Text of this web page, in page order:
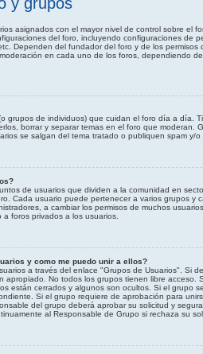
asignados con el mayor nivel de control sobre el
del foro, incluyendo configuraciones de
Dependen del fundador del foro y de los
en cada uno de los foros, dependiendo
grupos de individuos) que cuidan el foro día a día.
borrar y separar temas en el foro que moderan.
se salgan del tema tratado o publiquen spam y/o
de usuarios que dividen a la comunidad en
Cada usuario puede pertenecer a varios grupos y
a cambiar los permisos de muchos
foros privados a los usuarios.
y como me puedo unir a ellos?
a través del enlace "Grupos de Usuarios". Si
apropiado. No todos los grupos tienen libre acceso.
están cerrados y algunos son ocultos. Si el grupo
Si el grupo requiere de aprobación para
del grupo deberá aprobar su solicitud y
al Responsable de Grupo si rechaza su